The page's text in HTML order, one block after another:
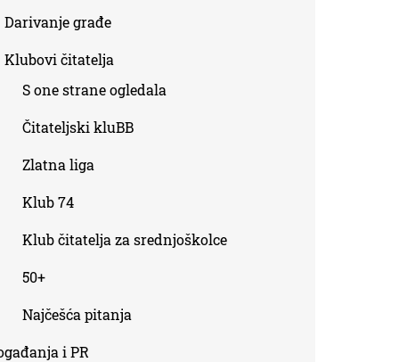
Darivanje građe
Klubovi čitatelja
S one strane ogledala
Čitateljski kluBB
Zlatna liga
Klub 74
Klub čitatelja za srednjoškolce
50+
Najčešća pitanja
i PR